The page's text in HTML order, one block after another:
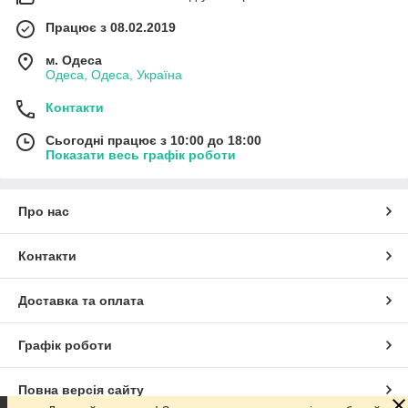
ефектний і запам'ятовуваний образ вашого робочого
місця, що може підвищити рівень довіри й залучити
більше відвідувачів.
інвестиція в комфортну та професійну роботу майстра, яка
підкреслить вашу індивідуальність і створить атмосферу для
творчості.
Працює з 08.02.2019
м. Одеса
Одеса, Одеса, Україна
Контакти
Сьогодні працює з 10:00 до 18:00
Показати весь графік роботи
Про нас
Контакти
Доставка та оплата
Графік роботи
Повна версія сайту